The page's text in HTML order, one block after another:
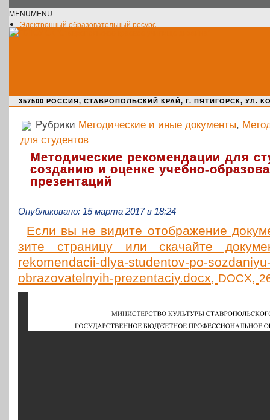
MENUMENU
Электронный образовательный ресурс
357500 РОССИЯ, СТАВРОПОЛЬСКИЙ КРАЙ, Г. ПЯТИГОРСК, УЛ.
Рубрики Методические и иные документы,
для студентов
Методические рекомендации для
созданию и оценке учебно-
презентаций
Опубликовано: 15 марта 2017 в 18:24
Если вы не видите отоб­ра­же­ние
зи­те стра­ни­цу или ска­чай­те
rekomendacii-dlya-studentov-po-
obrazovatelnyih-prezentaciy.docx, DOCX,